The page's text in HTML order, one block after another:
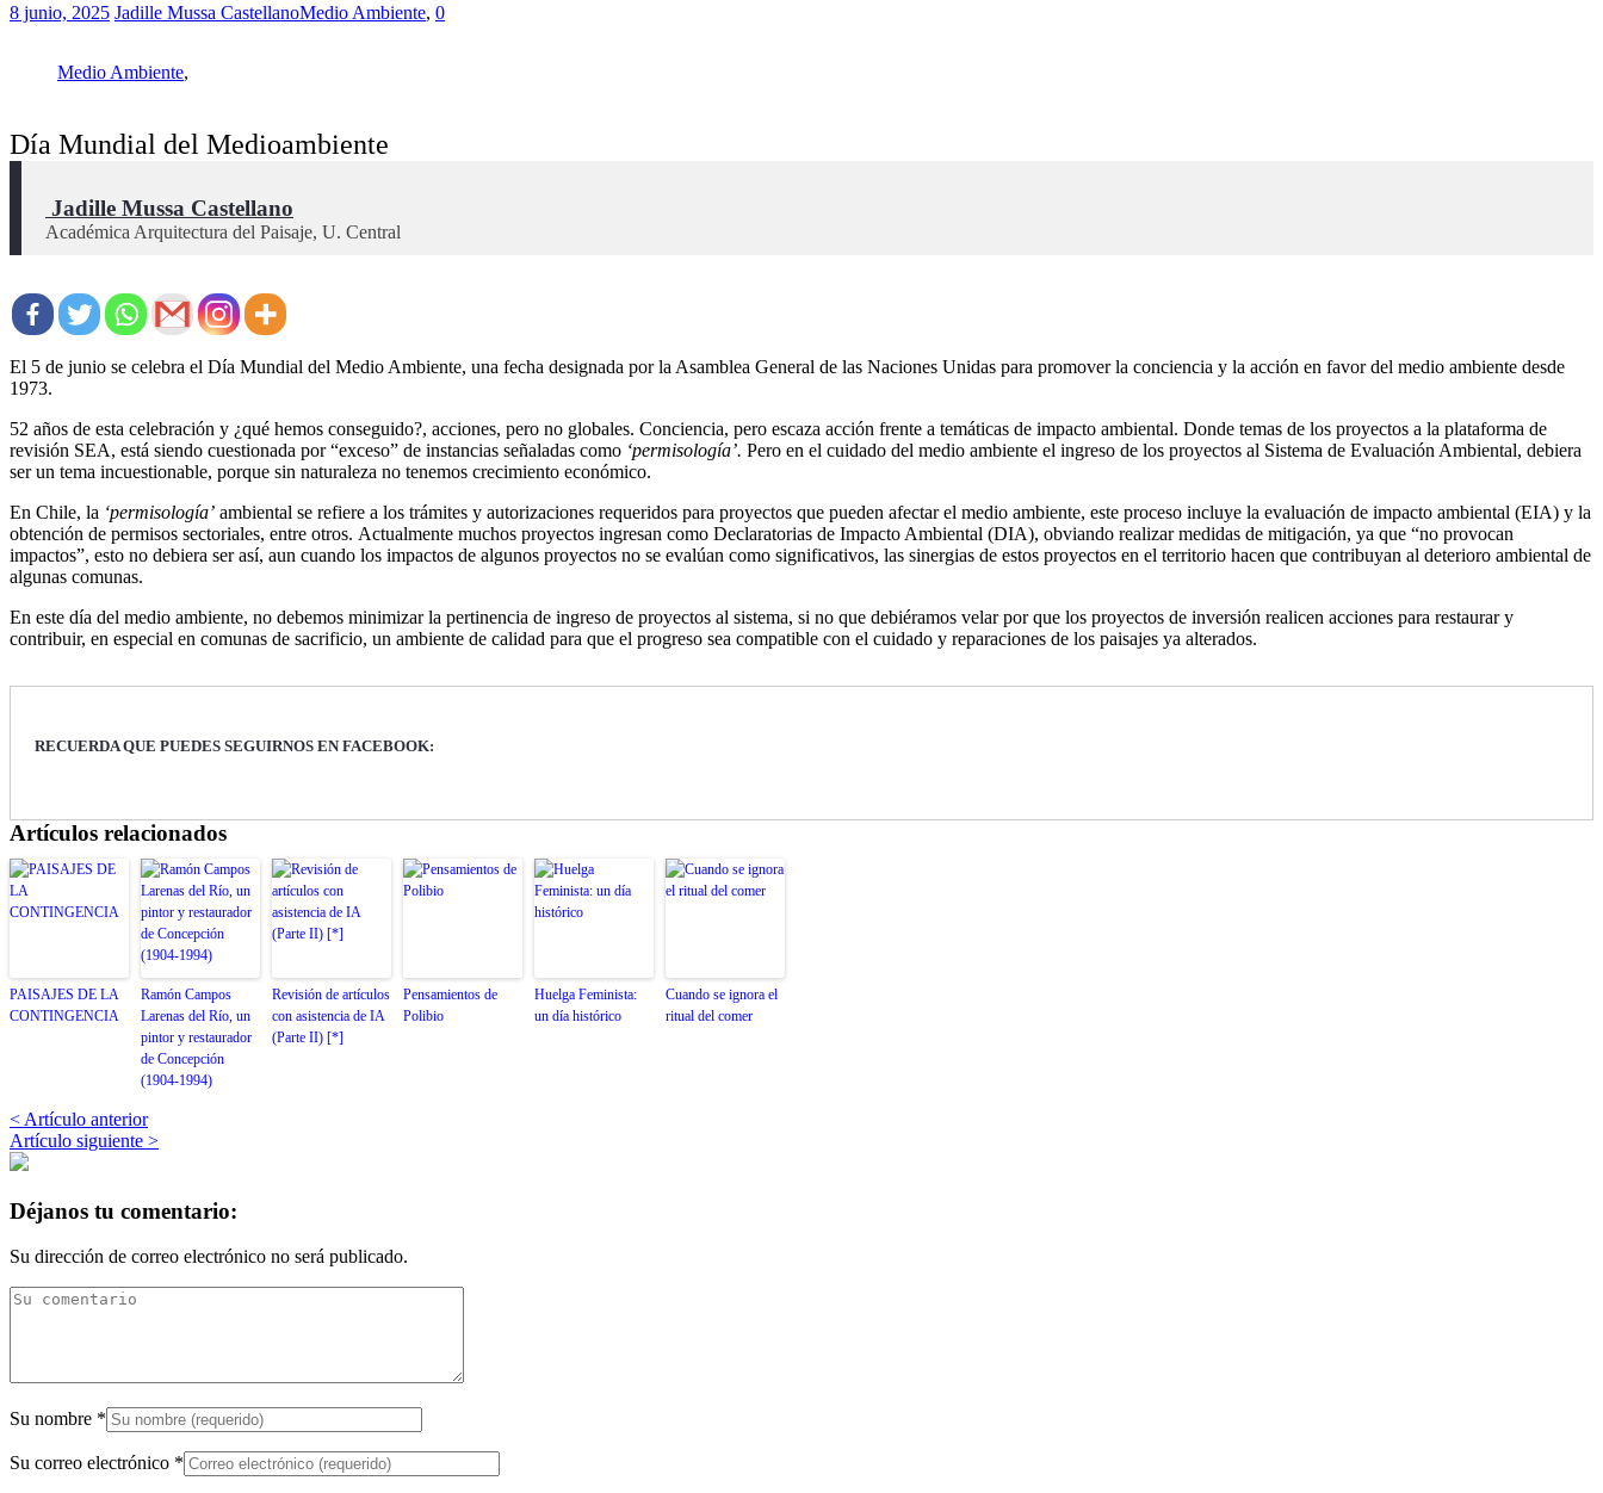
8 junio, 2025 Jadille Mussa CastellanoMedio Ambiente, 0
Medio Ambiente,
Día Mundial del Medioambiente
Jadille Mussa Castellano
Académica Arquitectura del Paisaje, U. Central
El 5 de junio se celebra el Día Mundial del Medio Ambiente, una fecha designada por la Asamblea General de las Naciones Unidas para promover la conciencia y la acción en favor del medio ambiente desde
1973.
52 años de esta celebración y ¿qué hemos conseguido?, acciones, pero no globales. Conciencia, pero escaza acción frente a temáticas de impacto ambiental. Donde temas de los proyectos a la plataforma de
revisión SEA, está siendo cuestionada por “exceso” de instancias señaladas como ‘permisología’. Pero en el cuidado del medio ambiente el ingreso de los proyectos al Sistema de Evaluación Ambiental, debiera
ser un tema incuestionable, porque sin naturaleza no tenemos crecimiento económico.
En Chile, la ‘permisología’ ambiental se refiere a los trámites y autorizaciones requeridos para proyectos que pueden afectar el medio ambiente, este proceso incluye la evaluación de impacto ambiental (EIA) y la
obtención de permisos sectoriales, entre otros. Actualmente muchos proyectos ingresan como Declaratorias de Impacto Ambiental (DIA), obviando realizar medidas de mitigación, ya que “no provocan
impactos”, esto no debiera ser así, aun cuando los impactos de algunos proyectos no se evalúan como significativos, las sinergias de estos proyectos en el territorio hacen que contribuyan al deterioro ambiental de
algunas comunas.
En este día del medio ambiente, no debemos minimizar la pertinencia de ingreso de proyectos al sistema, si no que debiéramos velar por que los proyectos de inversión realicen acciones para restaurar y
contribuir, en especial en comunas de sacrificio, un ambiente de calidad para que el progreso sea compatible con el cuidado y reparaciones de los paisajes ya alterados.
RECUERDA QUE PUEDES SEGUIRNOS EN FACEBOOK:
Artículos relacionados
PAISAJES DE LA
CONTINGENCIA
Ramón Campos
Larenas del Río, un
pintor y restaurador
de Concepción
(1904-1994)
Revisión de artículos
con asistencia de IA
(Parte II) [*]
Pensamientos de
Polibio
Huelga Feminista:
un día histórico
Cuando se ignora el
ritual del comer
< Artículo anterior
Artículo siguiente >
Déjanos tu comentario:
Su dirección de correo electrónico no será publicado.
Su nombre *
Su correo electrónico *